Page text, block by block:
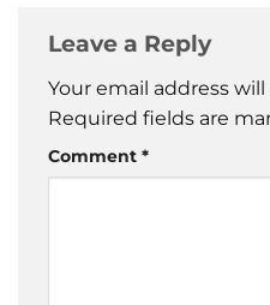
Leave a Reply
Your email address
Required fields are
Comment *